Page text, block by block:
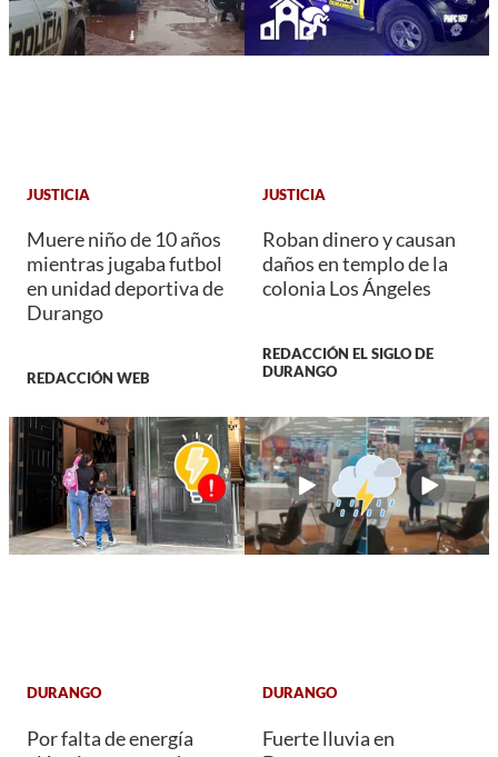
JUSTICIA
Muere niño de 10 años
mientras jugaba futbol
en unidad deportiva de
Durango
REDACCIÓN WEB
JUSTICIA
Roban dinero y causan
daños en templo de la
colonia Los Ángeles
REDACCIÓN EL SIGLO DE
DURANGO
DURANGO
Por falta de energía
DURANGO
Fuerte lluvia en